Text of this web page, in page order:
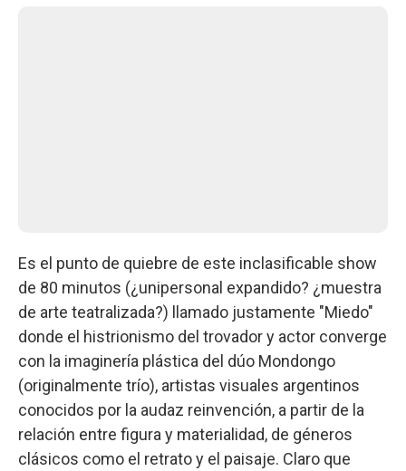
Es el punto de quiebre de este inclasificable show
de 80 minutos (¿unipersonal expandido? ¿muestra
de arte teatralizada?) llamado justamente "Miedo"
donde el histrionismo del trovador y actor converge
con la imaginería plástica del dúo Mondongo
(originalmente trío), artistas visuales argentinos
conocidos por la audaz reinvención, a partir de la
relación entre figura y materialidad, de géneros
clásicos como el retrato y el paisaje. Claro que